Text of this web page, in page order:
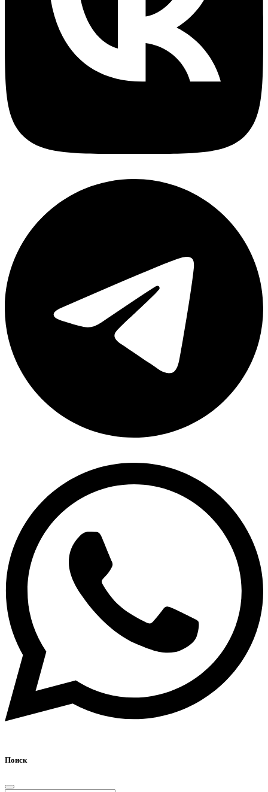
Поиск